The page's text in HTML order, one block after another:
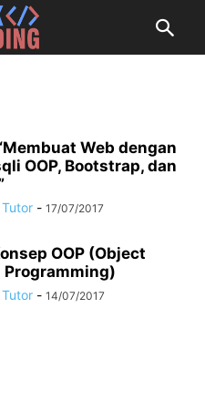
Web dengan
OOP, Bootstrap, dan
- 17/07/2017
OOP (Object
Programming)
- 14/07/2017